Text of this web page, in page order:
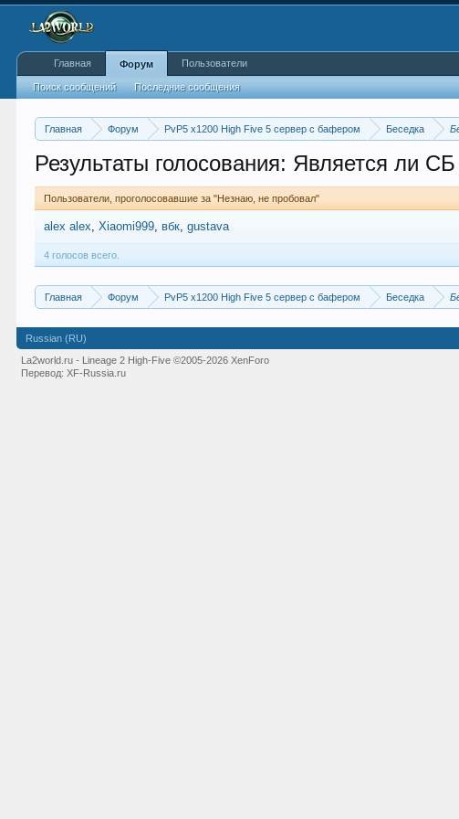
Главная Форум PvP5 x1200 High Five 5 сервер с бафером Беседка
Результаты голосования: Является ли
Пользователи, проголосовавшие за "Незнаю, не пробовал"
alex alex Xiaomi999 вбк gustava
4 голосов всего.
Главная Форум PvP5 x1200 High Five 5 сервер с бафером Беседка
Главная Форум
Поиск сообщений Последние сообщения
Пользователи
Russian (RU)
La2world.ru - Lineage 2 High-Five©2005-2026 XenForo
Перевод:XF-Russia.ru